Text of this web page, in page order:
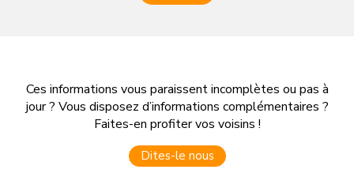
Ces informations vous paraissent incomplètes ou pas à
jour ? Vous disposez d’informations complémentaires ?
Faites-en profiter vos voisins !
Dites-le nous